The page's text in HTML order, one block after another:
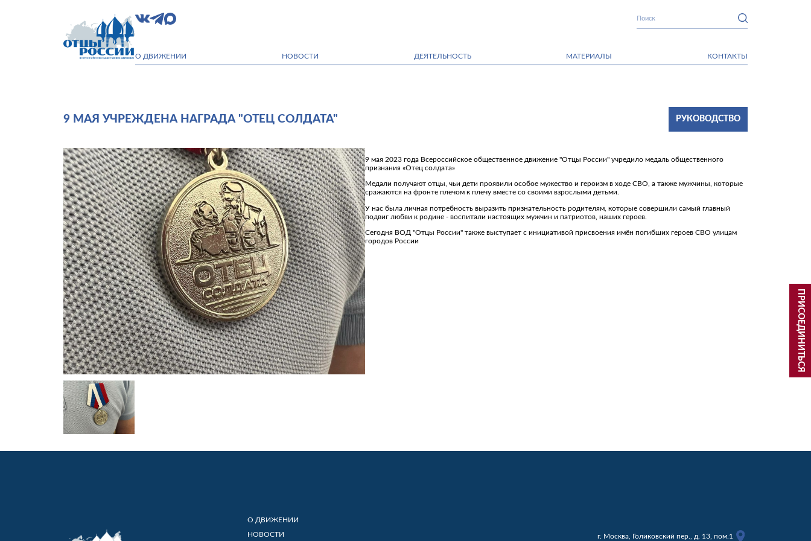
О ДВИЖЕНИИ НОВОСТИ ДЕЯТЕЛЬНОСТЬ МАТЕРИАЛЫ КОНТАКТЫ
9 МАЯ УЧРЕЖДЕНА НАГРАДА "ОТЕЦ СОЛДАТА" РУКОВОДСТВО
9 мая 2023 года Всероссийское общественное движение "Отцы России" учредило медаль общественного
признания «Отец солдата»
Медали получают отцы, чьи дети проявили особое мужество и героизм в ходе СВО, а также мужчины, которые
сражаются на фронте плечом к плечу вместе со своими взрослыми детьми.
У нас была личная потребность выразить признательность родителям, которые совершили самый главный
подвиг любви к родине - воспитали настоящих мужчин и патриотов, наших героев.
Сегодня ВОД "Отцы России" также выступает с инициативой присвоения имён погибших героев СВО улицам
городов России
О ДВИЖЕНИИ
НОВОСТИ
г. Москва, Голиковский пер., д. 13, пом.1
ПРИСОЕДИНИТЬСЯ